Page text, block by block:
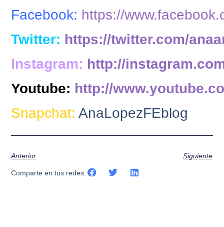
Facebook: https://
Twitter: https://twitter.com/
Instagram: http://
Youtube: http://
Snapchat: AnaLopezFEblog
Anterior Siguiente
Comparte en tus redes: